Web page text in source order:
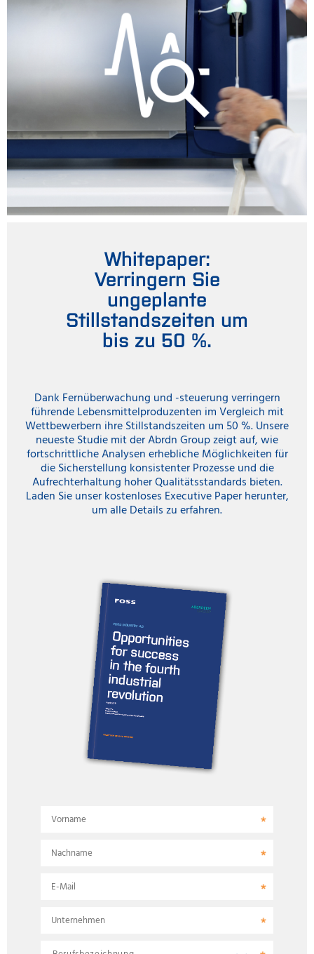
Whitepaper:
Verringern Sie
ungeplante
Stillstandszeiten um
bis zu 50 %.
Dank Fernüberwachung und -steuerung verringern
führende Lebensmittelproduzenten im Vergleich mit
Wettbewerbern ihre Stillstandszeiten um 50 %. Unsere
neueste Studie mit der Abrdn Group zeigt auf, wie
fortschrittliche Analysen erhebliche Möglichkeiten für
die Sicherstellung konsistenter Prozesse und die
Aufrechterhaltung hoher Qualitätsstandards bieten.
Laden Sie unser kostenloses Executive Paper herunter,
um alle Details zu erfahren.
Vorname
Nachname
E-Mail
Unternehmen